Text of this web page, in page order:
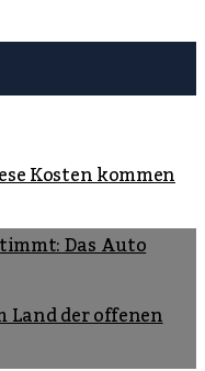
Kosten kommen
Das Auto
Land der offenen